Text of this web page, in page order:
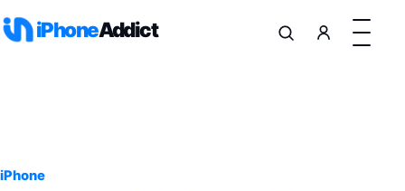
iPhoneAddict
iPhone